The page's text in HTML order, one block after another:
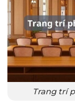
Trang trí